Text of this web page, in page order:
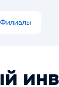
Филиалы